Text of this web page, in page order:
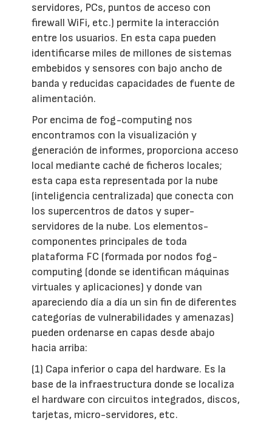
servidores, PCs, puntos de acceso con
firewall WiFi, etc.) permite la interacción
entre los usuarios. En esta capa pueden
identificarse miles de millones de sistemas
embebidos y sensores con bajo ancho de
banda y reducidas capacidades de fuente de
alimentación.
Por encima de fog-computing nos
encontramos con la visualización y
generación de informes, proporciona acceso
local mediante caché de ficheros locales;
esta capa esta representada por la nube
(inteligencia centralizada) que conecta con
los supercentros de datos y super-
servidores de la nube. Los elementos-
componentes principales de toda
plataforma FC (formada por nodos fog-
computing (donde se identifican máquinas
virtuales y aplicaciones) y donde van
apareciendo día a día un sin fin de diferentes
categorías de vulnerabilidades y amenazas)
pueden ordenarse en capas desde abajo
hacia arriba:
(1) Capa inferior o capa del hardware. Es la
base de la infraestructura donde se localiza
el hardware con circuitos integrados, discos,
tarjetas, micro-servidores, etc.